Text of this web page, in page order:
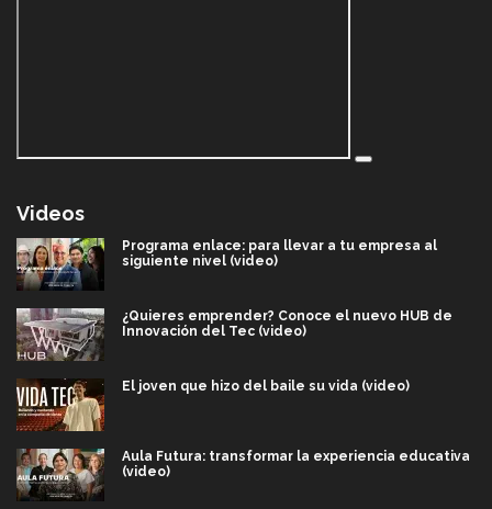
Videos
Programa enlace: para llevar a tu empresa al
siguiente nivel (video)
¿Quieres emprender? Conoce el nuevo HUB de
Innovación del Tec (video)
El joven que hizo del baile su vida (video)
Aula Futura: transformar la experiencia educativa
(video)